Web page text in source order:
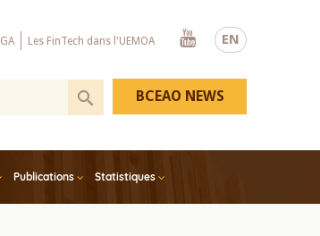
EN
Les FinTech dans l'UEMOA
Youtube
Publications Statistiques
BCEAO NEWS